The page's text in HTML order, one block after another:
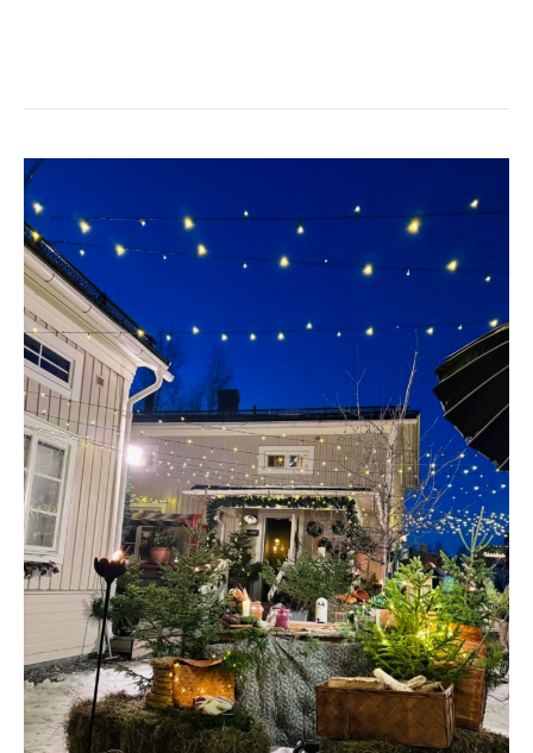
PREMIÄR
I
SVT